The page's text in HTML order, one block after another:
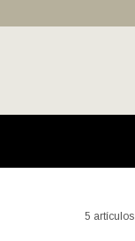
5 artículos